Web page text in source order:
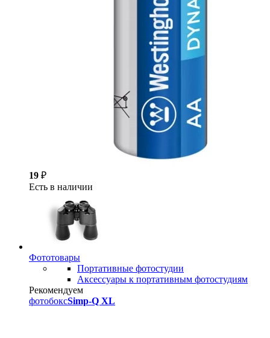
19 ₽
Есть в наличии
Фототовары
Портативные фотостудии
Аксессуары к портативным фотостудиям
Рекомендуем
фотобоксSimp-Q XL